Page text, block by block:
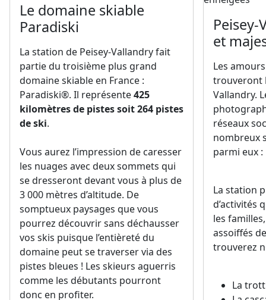
Le domaine skiable
Paradiski
La station de Peisey-Vallandry fait
partie du troisième plus grand
domaine skiable en France :
Paradiski®. Il représente425
kilomètres de pistes soit 264 pistes
de ski.
Vous aurez l’impression de caresser
les nuages avec deux sommets qui
se dresseront devant vous à plus de
3 000 mètres d’altitude. De
somptueux paysages que vous
pourrez découvrir sans déchausser
vos skis puisque l’entièreté du
domaine peut se traverser via des
pistes bleues ! Les skieurs aguerris
comme les débutants pourront
donc en profiter.
Peisey-
et
Les
trouveront
Vallandry.
réseaux
nombreux
parmi eux :
La station
d’activités
les
assoiffés
trouverez
La